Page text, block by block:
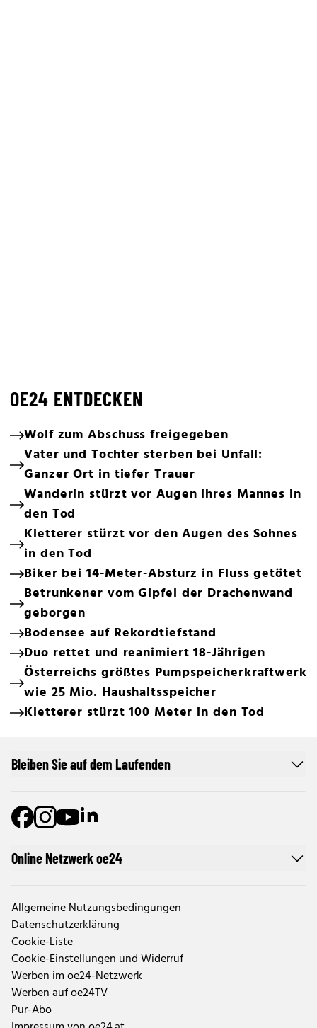
OE24 ENTDECKEN
Wolf zum Abschuss freigegeben
Vater und Tochter sterben bei Unfall:
Ganzer Ort in tiefer Trauer
Wanderin stürzt vor Augen ihres Mannes in
den Tod
Kletterer stürzt vor den Augen des Sohnes
in den Tod
Biker bei 14-Meter-Absturz in Fluss getötet
Betrunkener vom Gipfel der Drachenwand
geborgen
Bodensee auf Rekordtiefstand
Duo rettet und reanimiert 18-Jährigen
Österreichs größtes Pumpspeicherkraftwerk
wie 25 Mio. Haushaltsspeicher
Kletterer stürzt 100 Meter in den Tod
Online Netzwerk oe24
Allgemeine Nutzungsbedingungen
Datenschutzerklärung
Cookie-Liste
Cookie-Einstellungen und Widerruf
Werben im oe24-Netzwerk
Werben auf oe24TV
Pur-Abo
Bleiben Sie auf dem Laufenden